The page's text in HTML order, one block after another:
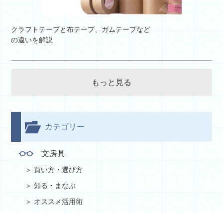
クラフトテープと布テープ、ガムテープなど
の違いを解説
もっと見る
カテゴリー
文房具
買い方・選び方
知る・まなぶ
オススメ活用術